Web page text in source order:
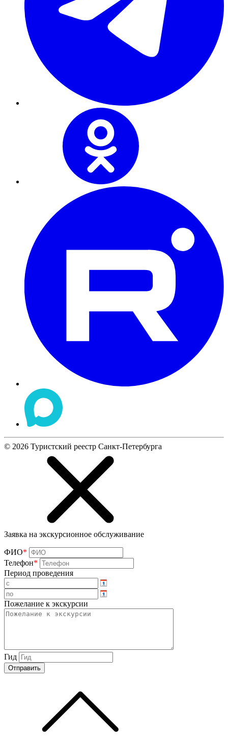
© 2026 Туристский реестр Санкт-Петербурга
Заявка на экскурсионное обслуживание
ФИО*
Телефон*
Период проведения
Пожелание к экскурсии
Гид